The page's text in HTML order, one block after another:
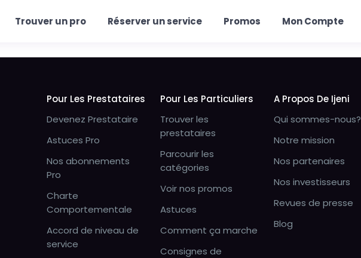
Trouver un pro Réserver un service Promos Mon Compte
Pour Les Prestataires
Devenez Prestataire
Astuces Pro
Nos abonnements
Pro
Charte
Comportementale
Accord de niveau de
service
Pour Les Particuliers
Trouver les
prestataires
Parcourir les
catégories
Voir nos promos
Astuces
Comment ça marche
Consignes de
A Propos De Ijeni
Qui sommes-nous?
Notre mission
Nos partenaires
Nos investisseurs
Revues de presse
Blog